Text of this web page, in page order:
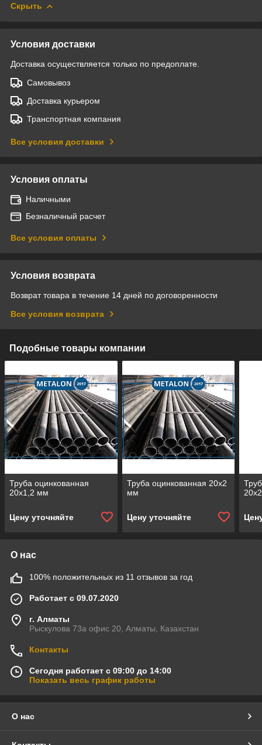
Скрыть
Условия доставки
Доставка осуществляется только по предоплате.
Самовывоз
Доставка курьером
Транспортная компания
Все условия доставки
Условия оплаты
Наличными
Безналичный расчет
Все условия оплаты
Условия возврата
Возврат товара в течение 14 дней по договоренности
Все условия возврата
Подобные товары компании
Труба оцинкованная
20x1,2 мм
Цену уточняйте
Труба оцинкованная 20x2
мм
Цену уточняйте
О нас
100% положительных из 11 отзывов за год
Работает с 09.07.2020
г. Алматы
Рыскулова 73а офис 20, Алматы, Казахстан
Контакты
Сегодня работает с 09:00 до 14:00
Показать весь график работы
О нас